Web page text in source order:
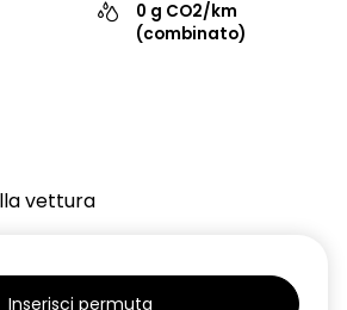
0 g CO2/km
(combinato)
vettura
Inserisci permuta